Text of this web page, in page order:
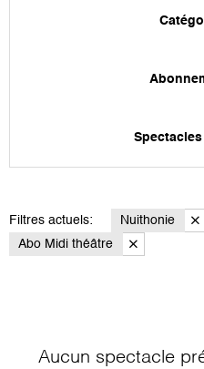
Filtres actuels: Nuithonie
Abo Midi théâtre
Aucun spectacle